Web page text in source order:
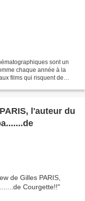
sont un
chaque année à la
films qui risquent de
l'auteur du